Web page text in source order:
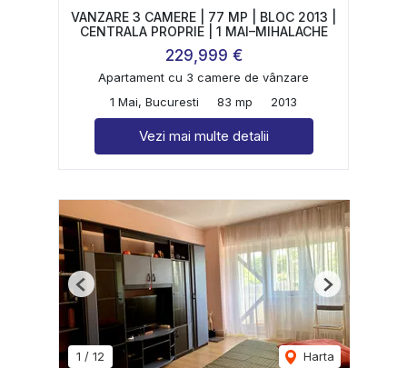
VANZARE 3 CAMERE | 77 MP | BLOC 2013 |
CENTRALA PROPRIE | 1 MAI–MIHALACHE
229,999 €
Apartament cu 3 camere de vânzare
1 Mai, Bucuresti
83 mp 2013
Vezi mai multe detalii
1 / 12 Harta
Previous Next